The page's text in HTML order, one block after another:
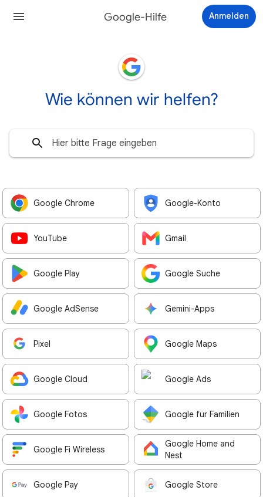
Google-Hilfe Anmelden
Wie können wir helfen?
Google Chrome Google-Konto
YouTube Gmail
Google Play Google Suche
Google AdSense Gemini-Apps
Pixel Google Maps
Google Cloud Google Ads
Google Fotos Google für Familien
Google Fi Wireless
Google Home and
Nest
Google Pay Google Store